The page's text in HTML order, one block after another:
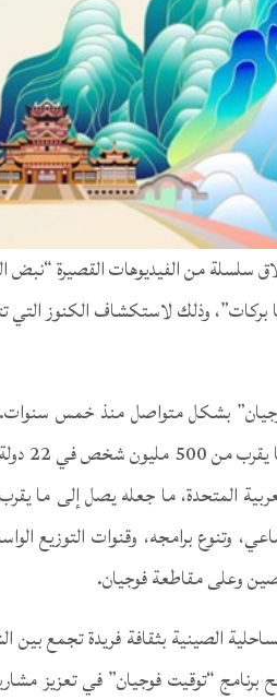
سلسلة من الفيديوهات القصيرة “نبض
بركات”، وذلك لاستكشاف الكنوز
بشكل متواصل منذ خمس سنوات.
وصل
وتنوع برامجه، وقنوات التوزيع
وعلى مقاطعة فوجيان.
الصينية بثقافة فريدة تجمع بين
برنامج “توقيت فوجيان” في تعزيز